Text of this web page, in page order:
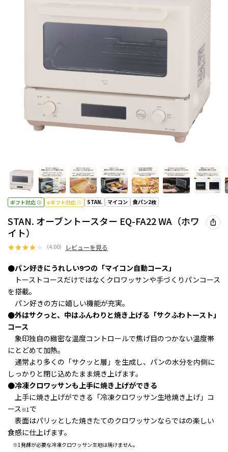
ギフト対応 eギフト対応 STAN. マイコン 食パン2枚
STAN. オーブントースター EQ-FA22 WA（ホワ
イト）
★★★★ （4.00） レビューを見る
●パン好きにうれしい9つの「マイコン自動コース」
トーストコースだけではなくクロワッサンや手づくりパンコース
を搭載。
パン好きの方に嬉しい機能が充実。
●外はサクっと、中はふんわりと焼き上げる「サクふわトースト」
コース
象印独自の緻密な温度コントロールで焦げ目のつかない温度帯
にとどめて加熱。
通常より多くの「サクッと層」を生成し、パンの水分を内側に
しっかりと閉じ込めたまま焼き上げます。
●冷凍クロワッサンも上手に焼き上げができる
上手に焼き上げができる 「冷凍クロワッサン生地焼き上げ」コ
ース※1で
表面はパリッとした焼きたてのクロワッサンならではの楽しい
食感に仕上げます。
※1発酵が必要な冷凍クロワッサン生地は焼けません。